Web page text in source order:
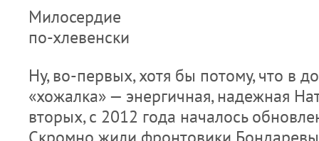
Милосердие
по-хлевенски
Ну, во-первых, хотя бы потому, что в
«хожалка» — энергичная, надежная
вторых, с 2012 года началось